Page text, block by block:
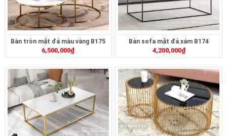
Bàn tròn mặt đá màu vàng B175
6,500,000₫
Bàn sofa mặt đá xám B174
4,200,000₫